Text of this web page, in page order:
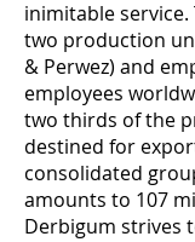
inimitable service.
two production
& Perwez) and
employees
two thirds of the
destined for
consolidated
amounts to 107
Derbigum strives